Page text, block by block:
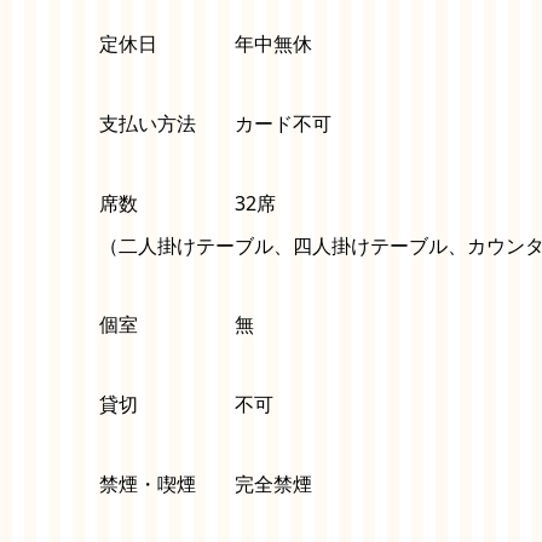
定休日 年中無休
支払い方法 カード不可
席数 32席
（二人掛けテーブル、四人掛けテーブル、カウンタ
個室 無
貸切 不可
禁煙・喫煙 完全禁煙